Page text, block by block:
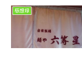
感想録